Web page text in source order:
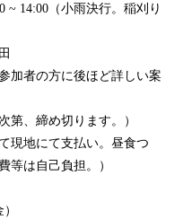
~ 14:00（小雨決行。稲刈り
加者の方に後ほど詳しい案
第、締め切ります。）
現地にて支払い。昼食つ
等は自己負担。）